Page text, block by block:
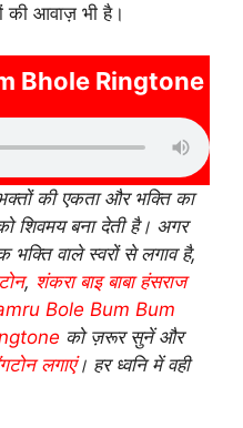
की आवाज़ भी है।
Bhole Ringtone
की एकता और भक्ति का
शिवमय बना देती है। अगर
वाले स्वरों से लगाव है,
, शंकरा बाइ बाबा हंसराज
Bole Bum Bum
को ज़रूर सुनें और
लगाएं। हर ध्वनि में वही